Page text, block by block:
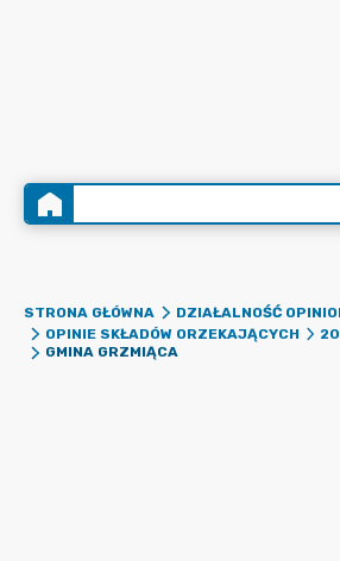
STRONA GŁÓWNA
DZIAŁALNOŚĆ
OPINIE SKŁADÓW ORZEKAJĄCYCH
GMINA GRZMIĄCA